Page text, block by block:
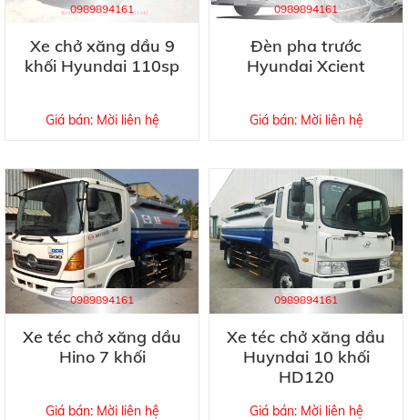
0989894161
Xe chở xăng dầu 9
khối Hyundai 110sp
Giá bán: Mời liên hệ
0989894161
Đèn pha trước
Hyundai Xcient
Giá bán: Mời liên hệ
0989894161
Xe téc chở xăng dầu
Hino 7 khối
Giá bán: Mời liên hệ
0989894161
Xe téc chở xăng dầu
Huyndai 10 khối
HD120
Giá bán: Mời liên hệ